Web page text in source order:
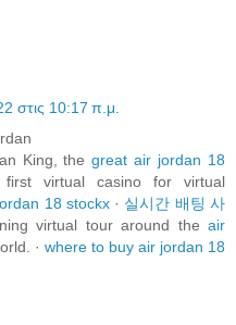
στις 10:17 π.μ.
King, thegreat air jordan 18
first virtual casino for virtual
18 stockx· 실시간 배팅 사
virtual tour around the air
· where to buy air jordan 18